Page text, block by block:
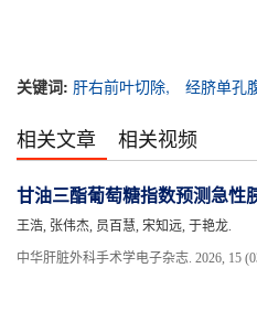
关键词: 肝右前叶切除, 经脐单孔
相关文章 相关视频
甘油三酯葡萄糖指数预测急性
王浩, 张伟杰, 员百慧, 宋知远, 于艳龙.
中华肝脏外科手术学电子杂志. 2026, 15